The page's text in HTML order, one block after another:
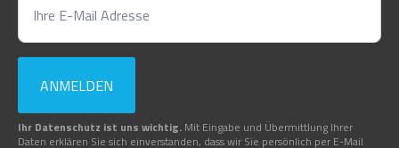
ANMELDEN
Ihr Datenschutz ist uns wichtig. Mit Eingabe und Übermittlung Ihrer
Daten erklären Sie sich einverstanden, dass wir Sie persönlich per E-Mail